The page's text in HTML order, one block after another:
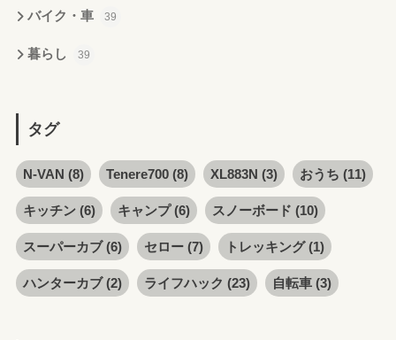
バイク・車 39
暮らし 39
タグ
N-VAN (8) Tenere700(8) XL883N (3) おうち (11)
キッチン(6) キャンプ(6) スノーボード (10)
スーパーカブ(6) セロー(7) トレッキング(1)
ハンターカブ(2) ライフハック (23) 自転車(3)